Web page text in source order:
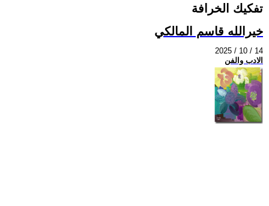
تفكيك الخرافة
خيرالله قاسم المالكي
2025 / 10 / 14
الادب والفن